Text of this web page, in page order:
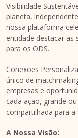
Visibilidade
planeta,
nossa plataforma
entidade destacar as
para os ODS.
Conexões
único de
empresas e
cada ação, grande
compartilhada para a
A Nossa Visão: